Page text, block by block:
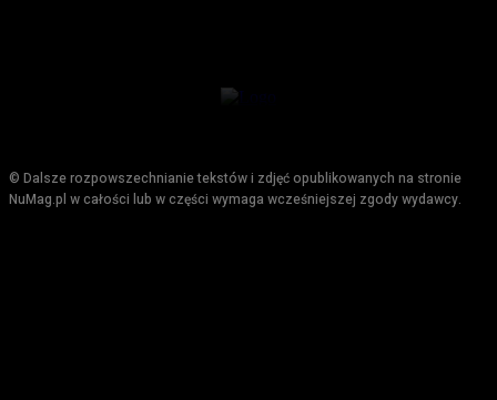
© Dalsze rozpowszechnianie tekstów i zdjęć opublikowanych na stronie
NuMag.pl w całości lub w części wymaga wcześniejszej zgody wydawcy.